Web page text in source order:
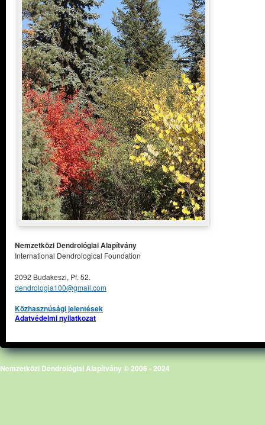
Nemzetközi Dendrológiai Alapítvány
International Dendrological Foundation
2092 Budakeszi, Pf. 52.
dendrologia100@gmail.com
Közhasznúsági jelentések
Adatvédelmi nyilatkozat
Nemzetközi Dendrológiai Alapítvány © 2006 - 2024